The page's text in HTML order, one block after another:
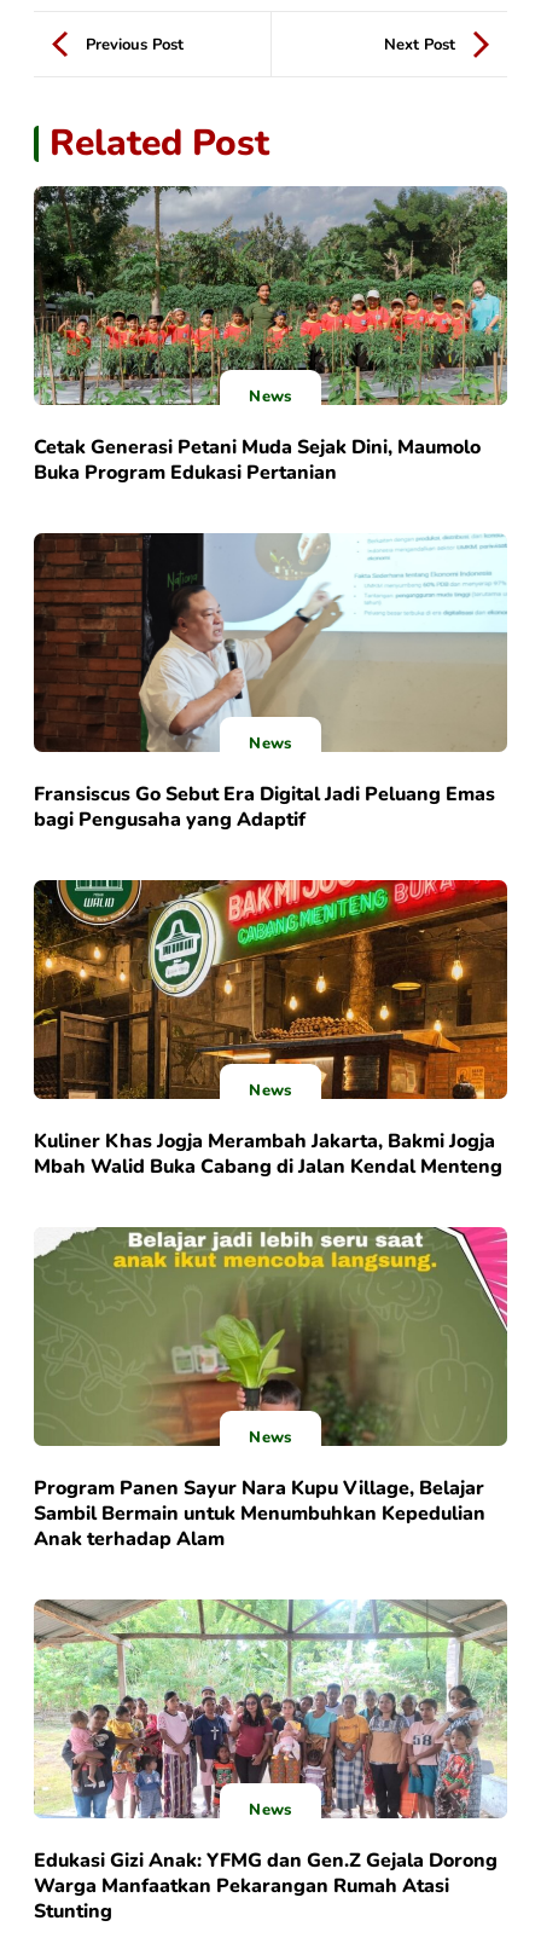
Previous Post Next Post
Related Post
News
Cetak Generasi Petani Muda Sejak Dini, Maumolo
Buka Program Edukasi Pertanian
News
Fransiscus Go Sebut Era Digital Jadi Peluang Emas
bagi Pengusaha yang Adaptif
News
Kuliner Khas Jogja Merambah Jakarta, Bakmi Jogja
Mbah Walid Buka Cabang di Jalan Kendal Menteng
News
Program Panen Sayur Nara Kupu Village, Belajar
Sambil Bermain untuk Menumbuhkan Kepedulian
Anak terhadap Alam
News
Edukasi Gizi Anak: YFMG dan Gen.Z Gejala Dorong
Warga Manfaatkan Pekarangan Rumah Atasi
Stunting